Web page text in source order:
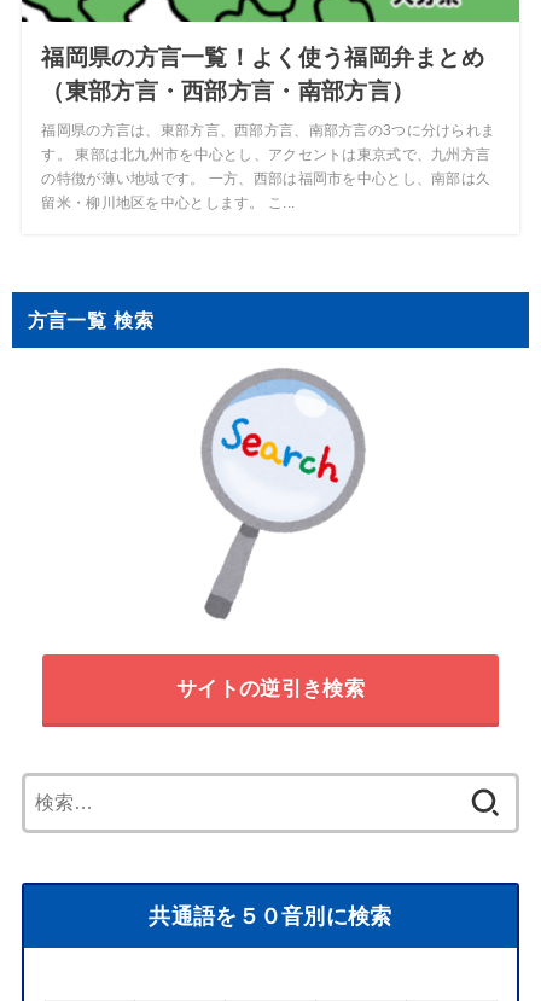
福岡県の方言一覧！よく使う福岡弁まとめ
（東部方言・西部方言・南部方言）
福岡県の方言は、東部方言、西部方言、南部方言の3つに分けられま
す。 東部は北九州市を中心とし、アクセントは東京式で、九州方言
の特徴が薄い地域です。 一方、西部は福岡市を中心とし、南部は久
留米・柳川地区を中心とします。 こ...
方言一覧 検索
サイトの逆引き検索
索:
共通語を５０音別に検索